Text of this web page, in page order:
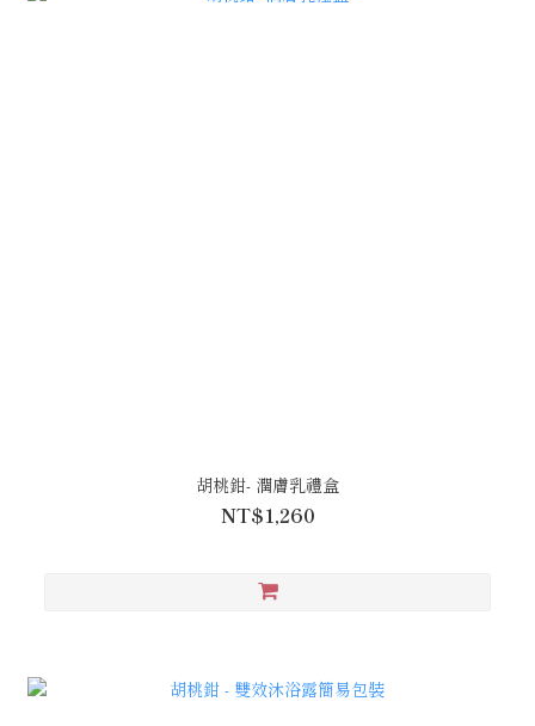
胡桃鉗- 潤膚乳禮盒
NT$1,260